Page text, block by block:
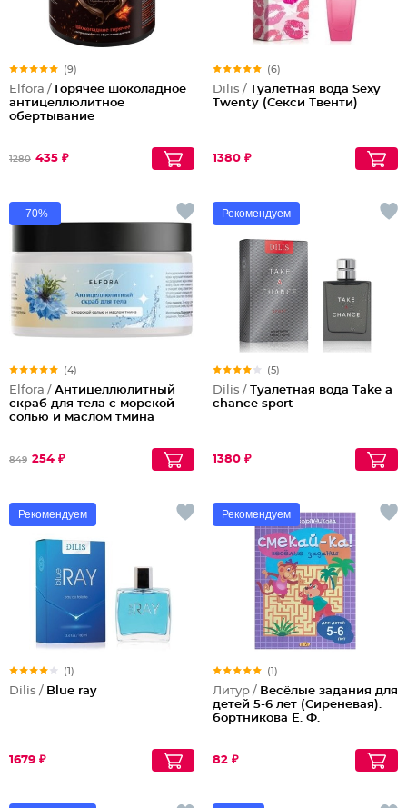
(9)
Elfora / Горячее шоколадное
антицеллюлитное
обертывание
1280 435 ₽
(6)
Dilis / Туалетная вода Sexy
Twenty (Секси Твенти)
1380 ₽
-70%
(4)
Elfora / Антицеллюлитный
скраб для тела с морской
солью и маслом тмина
849 254 ₽
Рекомендуем
(5)
Dilis / Туалетная вода Take a
chance sport
1380 ₽
Рекомендуем
(1)
Dilis / Blue ray
1679 ₽
Рекомендуем
(1)
Литур / Весёлые задания для
детей 5-6 лет (Сиреневая).
бортникова Е. Ф.
82 ₽